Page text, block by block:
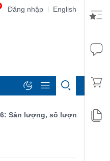
Đăng nhập | English
lượng, số lượng đơn đặt